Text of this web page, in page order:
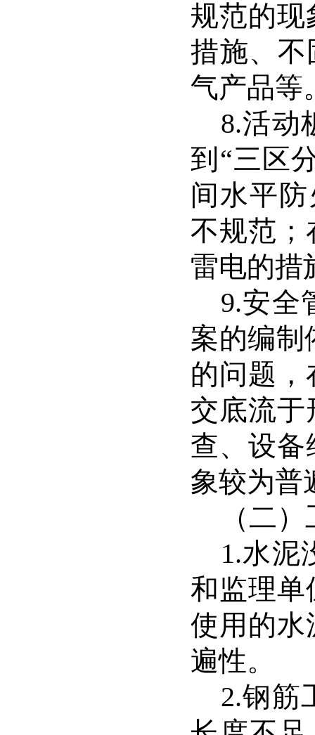
规范的现
措施、不
气产品等
8.活动
到 “三区
间水平
不规范；
雷电的措
9.安全
案的编制
的问题，
交底流于
查、设备
象较为普
（二
1.水泥
和监理单
使用的水
遍性。
2.钢筋